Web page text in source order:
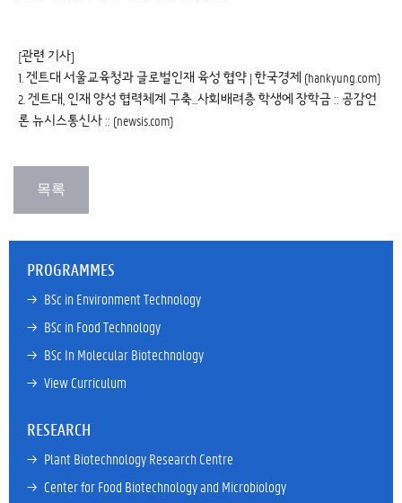
[관련 기사]
1. 겐트대 서울교육청과 글로벌인재 육성 협약 | 한국경제 (hankyung.com)
2. 겐트대, 인재 양성 협력체계 구축…사회배려층 학생에 장학금 :: 공감언
론 뉴시스통신사 :: (newsis.com)
PROGRAMMES
→ BSc in Environment Technology
→ BSc in Food Technology
→ BSc In Molecular Biotechnology
→ View Curriculum
RESEARCH
→ Plant Biotechnology Research Centre
→ Center for Food Biotechnology and Microbiology